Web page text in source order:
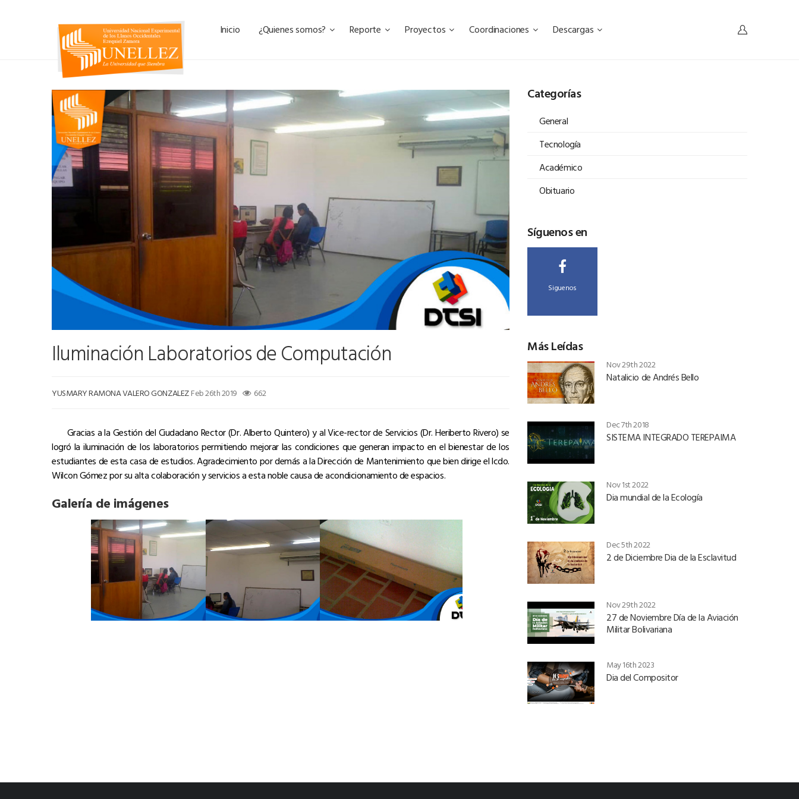
Inicio ¿Quienes somos? Reporte Proyectos Coordinaciones Descargas
Iluminación Laboratorios de Computación
YUSMARY RAMONA VALERO GONZALEZ Feb 26th 2019 662
Gracias a la Gestión del Ciudadano Rector (Dr. Alberto Quintero) y al Vice-rector de Servicios (Dr. Heriberto Rivero) se
logró la iluminación de los laboratorios permitiendo mejorar las condiciones que generan impacto en el bienestar de los
estudiantes de esta casa de estudios. Agradecimiento por demás a la Dirección de Mantenimiento que bien dirige el lcdo.
Wilcon Gómez por su alta colaboración y servicios a esta noble causa de acondicionamiento de espacios.
Galería de imágenes
Categorías
General
Tecnología
Académico
Obituario
Síguenos en
Siguenos
Más Leídas
Nov 29th 2022
Natalicio de Andrés Bello
Dec 7th 2018
SISTEMA INTEGRADO TEREPAIMA
Nov 1st 2022
Dia mundial de la Ecología
Dec 5th 2022
2 de Diciembre Dia de la Esclavitud
Nov 29th 2022
27 de Noviembre Día de la Aviación
Militar Bolivariana
May 16th 2023
Dia del Compositor